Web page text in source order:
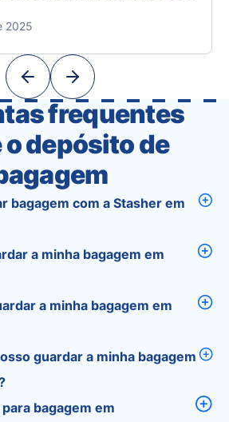
the Tourist App Unique?
apps, Tourist combines
trip planning becomes as
2025
frequentes
depósito de
bagagem com a Stasher em
a minha bagagem em
a minha bagagem em
guardar a minha bagagem
bagagem em